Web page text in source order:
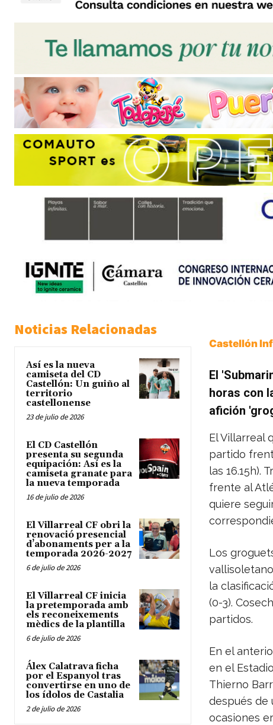
Noticias Relacionadas
Así es la nueva
camiseta del CD
Castellón: Un guiño al
territorio
castellonense
23 de julio de 2026
El CD Castellón
presenta su segunda
equipación: Así es la
camiseta granate para
la nueva temporada
16 de julio de 2026
El Villarreal CF obri la
renovació presencial
d’abonaments per a la
temporada 2026-2027
6 de julio de 2026
El Villarreal CF inicia
la pretemporada amb
els reconeixements
mèdics de la plantilla
6 de julio de 2026
Álex Calatrava ficha
por el Espanyol tras
convertirse en uno de
los ídolos de Castalia
2 de julio de 2026
Castellón
El
horas con
afición
El Villarreal
partido
las 16.15h).
frente al
quiere
Los
la
(0-3).
partidos.
En el
en el
Thierno
después de
ocasiones